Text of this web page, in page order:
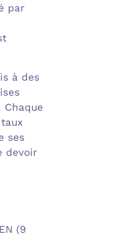
par
à des
Chaque
ses
devoir
(9